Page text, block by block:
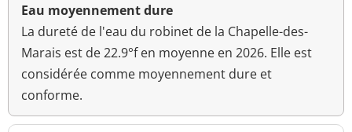
Bactéries coliformes
/100ml-MS
<1 n/(100mL) <=0 n/(100mL)
Fer total 4 µg/L <=200 µg/L
à 22°-68h
1 n/mL
Eau moyennement dure
La dureté de l'eau du robinet de la Chapelle-des-
Marais est de 22.9°f en moyenne en 2026. Elle est
considérée comme moyennement dure et
conforme.